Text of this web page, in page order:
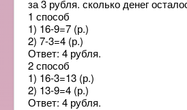
за 3 рубля. сколько денег
1 способ
1) 16-9=7 (р.)
2) 7-3=4 (р.)
Ответ: 4 рубля.
2 способ
1) 16-3=13 (р.)
2) 13-9=4 (р.)
Ответ: 4 рубля.